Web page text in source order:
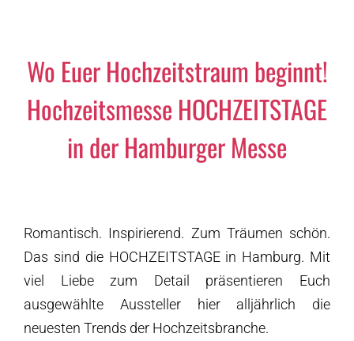
Wo Euer Hochzeitstraum beginnt!
Hochzeitsmesse HOCHZEITSTAGE
in der Hamburger Messe
Romantisch. Inspirierend. Zum Träumen schön.
Das sind die HOCHZEITSTAGE in Hamburg. Mit
viel Liebe zum Detail präsentieren Euch
ausgewählte Aussteller hier alljährlich die
neuesten Trends der Hochzeitsbranche.